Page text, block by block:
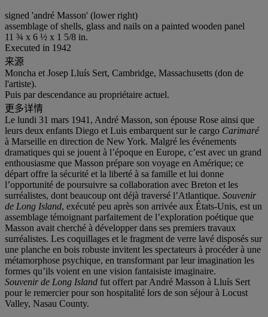
signed 'andré Masson' (lower right)
assemblage of shells, glass and nails on a painted wooden panel
11 ¾ x 6 ½ x 1 5/8 in.
Executed in 1942
来源
Moncha et Josep Lluís Sert, Cambridge, Massachusetts (don de
l'artiste).
Puis par descendance au propriétaire actuel.
更多详情
Le lundi 31 mars 1941, André Masson, son épouse Rose ainsi que
leurs deux enfants Diego et Luis embarquent sur le cargo Carimaré
à Marseille en direction de New York. Malgré les événements
dramatiques qui se jouent à l’époque en Europe, c’est avec un grand
enthousiasme que Masson prépare son voyage en Amérique; ce
départ offre la sécurité et la liberté à sa famille et lui donne
l’opportunité de poursuivre sa collaboration avec Breton et les
surréalistes, dont beaucoup ont déjà traversé l’Atlantique. Souvenir
de Long Island, exécuté peu après son arrivée aux États-Unis, est un
assemblage témoignant parfaitement de l’exploration poétique que
Masson avait cherché à développer dans ses premiers travaux
surréalistes. Les coquillages et le fragment de verre lavé disposés sur
une planche en bois robuste invitent les spectateurs à procéder à une
métamorphose psychique, en transformant par leur imagination les
formes qu’ils voient en une vision fantaisiste imaginaire.
Souvenir de Long Island fut offert par André Masson à Lluís Sert
pour le remercier pour son hospitalité lors de son séjour à Locust
Valley, Nasau County.